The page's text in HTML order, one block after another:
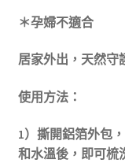
＊孕婦不適合
居家外出，天然守
使用方法：
1）撕開鋁箔外包
和水溫後，即可梳